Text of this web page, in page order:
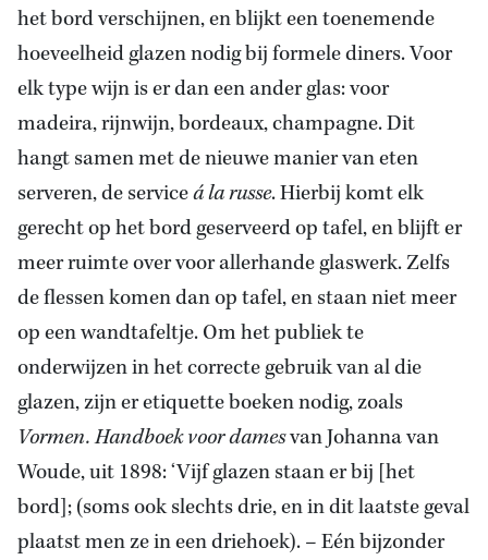
het bord verschijnen, en blijkt een toenemende
hoeveelheid glazen nodig bij formele diners. Voor
elk type wijn is er dan een ander glas: voor
madeira, rijnwijn, bordeaux, champagne. Dit
hangt samen met de nieuwe manier van eten
serveren, de serviceá la russe. Hierbij komt elk
gerecht op het bord geserveerd op tafel, en blijft er
meer ruimte over voor allerhande glaswerk. Zelfs
de flessen komen dan op tafel, en staan niet meer
op een wandtafeltje. Om het publiek te
onderwijzen in het correcte gebruik van al die
glazen, zijn er etiquette boeken nodig, zoals
Vormen. Handboek voor damesvan Johanna van
Woude, uit 1898: ‘Vijf glazen staan er bij [het
bord]; (soms ook slechts drie, en in dit laatste geval
plaatst men ze in een driehoek). – Eén bijzonder